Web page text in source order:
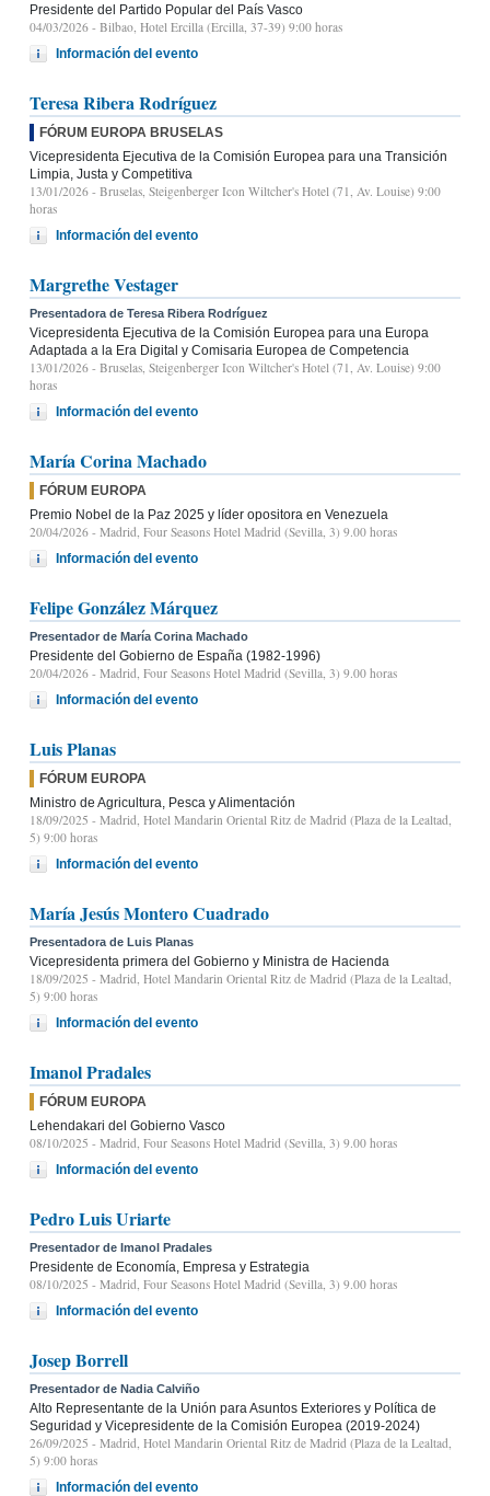
Presidente del Partido Popular del País Vasco
04/03/2026 - Bilbao, Hotel Ercilla (Ercilla, 37-39) 9:00 horas
Información del evento
Teresa Ribera Rodríguez
FÓRUM EUROPA BRUSELAS
Vicepresidenta Ejecutiva de la Comisión Europea para una Transición
Limpia, Justa y Competitiva
13/01/2026 - Bruselas, Steigenberger Icon Wiltcher's Hotel (71, Av. Louise) 9:00
horas
Información del evento
Margrethe Vestager
Presentadora de Teresa Ribera Rodríguez
Vicepresidenta Ejecutiva de la Comisión Europea para una Europa
Adaptada a la Era Digital y Comisaria Europea de Competencia
13/01/2026 - Bruselas, Steigenberger Icon Wiltcher's Hotel (71, Av. Louise) 9:00
horas
Información del evento
María Corina Machado
FÓRUM EUROPA
Premio Nobel de la Paz 2025 y líder opositora en Venezuela
20/04/2026 - Madrid, Four Seasons Hotel Madrid (Sevilla, 3) 9.00 horas
Información del evento
Felipe González Márquez
Presentador de María Corina Machado
Presidente del Gobierno de España (1982-1996)
20/04/2026 - Madrid, Four Seasons Hotel Madrid (Sevilla, 3) 9.00 horas
Información del evento
Luis Planas
FÓRUM EUROPA
Ministro de Agricultura, Pesca y Alimentación
18/09/2025 - Madrid, Hotel Mandarin Oriental Ritz de Madrid (Plaza de la Lealtad,
5) 9:00 horas
Información del evento
María Jesús Montero Cuadrado
Presentadora de Luis Planas
Vicepresidenta primera del Gobierno y Ministra de Hacienda
18/09/2025 - Madrid, Hotel Mandarin Oriental Ritz de Madrid (Plaza de la Lealtad,
5) 9:00 horas
Información del evento
Imanol Pradales
FÓRUM EUROPA
Lehendakari del Gobierno Vasco
08/10/2025 - Madrid, Four Seasons Hotel Madrid (Sevilla, 3) 9.00 horas
Información del evento
Pedro Luis Uriarte
Presentador de Imanol Pradales
Presidente de Economía, Empresa y Estrategia
08/10/2025 - Madrid, Four Seasons Hotel Madrid (Sevilla, 3) 9.00 horas
Información del evento
Josep Borrell
Presentador de Nadia Calviño
Alto Representante de la Unión para Asuntos Exteriores y Política de
Seguridad y Vicepresidente de la Comisión Europea (2019-2024)
26/09/2025 - Madrid, Hotel Mandarin Oriental Ritz de Madrid (Plaza de la Lealtad,
5) 9:00 horas
Información del evento